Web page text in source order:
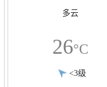
多云
26°C
<3级